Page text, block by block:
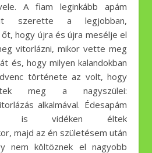
A fiam leginkább apám
szerette a legjobban,
hogy újra és újra mesélje el
vitorlázni, mikor vette meg
és, hogy milyen kalandokban
története az volt, hogy
meg a nagyszülei:
alkalmával. Édesapám
is vidéken éltek
majd az én születésem után
nem költöznek el nagyobb